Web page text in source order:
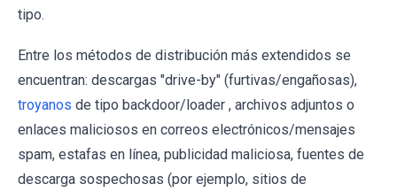
tipo.
Entre los métodos de distribución más extendidos se
encuentran: descargas "drive-by" (furtivas/engañosas),
troyanos de tipo backdoor/loader , archivos adjuntos o
enlaces maliciosos en correos electrónicos/mensajes
spam, estafas en línea, publicidad maliciosa, fuentes de
descarga sospechosas (por ejemplo, sitios de